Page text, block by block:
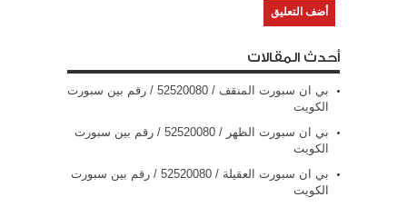
أحدث المقالات
بي ان سبورت المنقف / 52520080 / رقم بين سبورت
الكويت
بي ان سبورت الظهر / 52520080 / رقم بين سبورت
الكويت
بي ان سبورت العقيلة / 52520080 / رقم بين سبورت
الكويت